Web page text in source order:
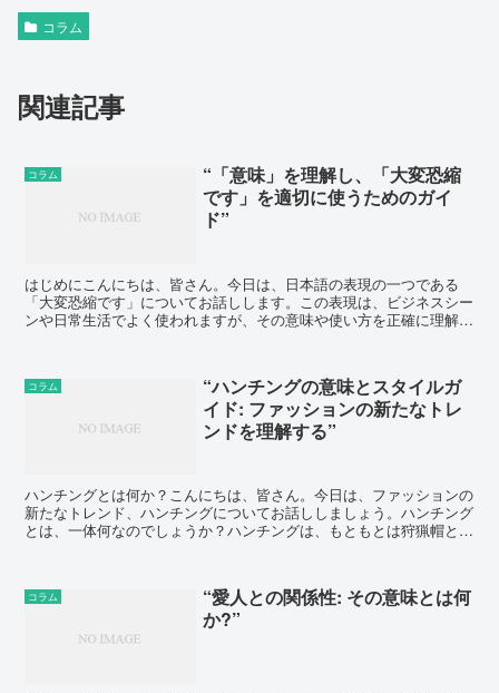
コラム
関連記事
コラム
“「意味」を理解し、「大変恐縮
です」を適切に使うためのガイ
ド”
はじめにこんにちは、皆さん。今日は、日本語の表現の一つである
「大変恐縮です」についてお話しします。この表現は、ビジネスシー
ンや日常生活でよく使われますが、その意味や使い方を正確に理解し
コラム
“ハンチングの意味とスタイルガ
イド: ファッションの新たなトレ
ンドを理解する”
ハンチングとは何か？こんにちは、皆さん。今日は、ファッションの
新たなトレンド、ハンチングについてお話ししましょう。ハンチング
とは、一体何なのでしょうか？ハンチングは、もともとは狩猟帽とい
コラム
“愛人との関係性: その意味とは何
か?”